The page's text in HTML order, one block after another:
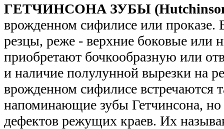
ГЕТЧИНСОНА ЗУБЫ
врожденном сифилисе или проказе.
резцы, реже - верхние боковые или
приобретают бочкообразную или
и наличие полулунной вырезки на
врожденном сифилисе встречаются
напоминающие зубы Гетчинсона,
дефектов режущих краев. Их